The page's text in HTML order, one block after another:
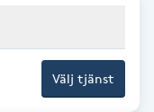
Välj tjänst